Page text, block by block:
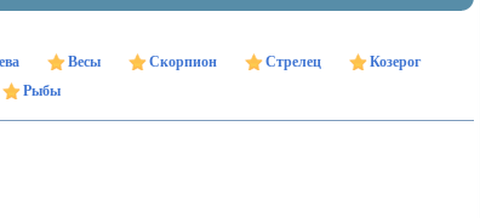
Весы Скорпион Стрелец
Козерог
Рыбы